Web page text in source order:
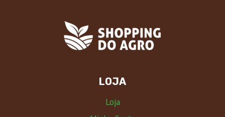
LOJA
Loja